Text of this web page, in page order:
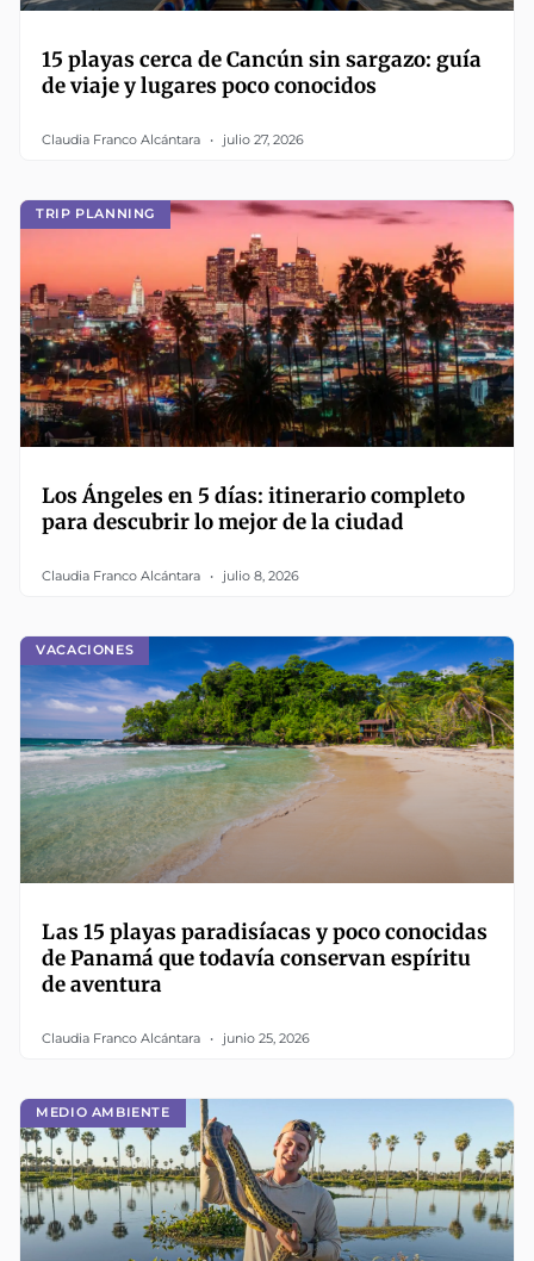
15 playas cerca de Cancún sin sargazo: guía
de viaje y lugares poco conocidos
Claudia Franco Alcántara julio 27, 2026
TRIP PLANNING
Los Ángeles en 5 días: itinerario completo
para descubrir lo mejor de la ciudad
Claudia Franco Alcántara julio 8, 2026
VACACIONES
Las 15 playas paradisíacas y poco conocidas
de Panamá que todavía conservan espíritu
de aventura
Claudia Franco Alcántara junio 25, 2026
MEDIO AMBIENTE